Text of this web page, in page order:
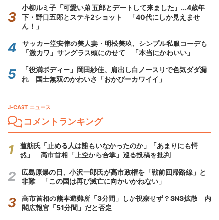
小柳ルミ子「可愛い弟 五郎とデートして来ました」...4歳年
下・野口五郎とステキ2ショット 「40代にしか見えませ
ん！」
サッカー堂安律の美人妻・明松美玖、シンプル私服コーデも
「激カワ」サングラス頭にのせて 「本当にかわいい」
「役満ボディー」岡田紗佳、肩出し白ノースリで色気ダダ漏
れ 国士無双のかわいさ「おかぴーカワイイ」
J-CAST ニュース
コメントランキング
蓮舫氏「止める人は誰もいなかったのか」「あまりにも愕
然」 高市首相「上空から合掌」巡る投稿を批判
広島原爆の日、小沢一郎氏が高市政権を「戦前回帰路線」と
非難 「この国は再び滅亡に向かいかねない」
高市首相の熊本避難所「3分間」しか視察せず？SNS拡散 内
閣広報官「51分間」だと否定